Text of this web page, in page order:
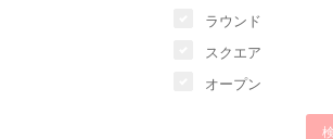
ラウンド
スクエア
オープン